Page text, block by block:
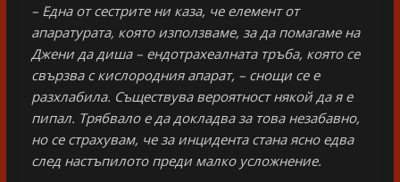
– Една от сестрите ни каза, че елемент от
апаратурата, която използваме, за да помагаме на
Джени да диша – ендотрахеалната тръба, която се
свързва с кислородния апарат, – снощи се е
разхлабила. Съществува вероятност някой да я е
пипал. Трябвало е да докладва за това незабавно,
но се страхувам, че за инцидента стана ясно едва
след настъпилото преди малко усложнение.